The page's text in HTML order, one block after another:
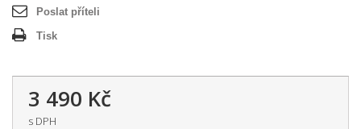
Poslat příteli
Tisk
3 490 Kč
s DPH